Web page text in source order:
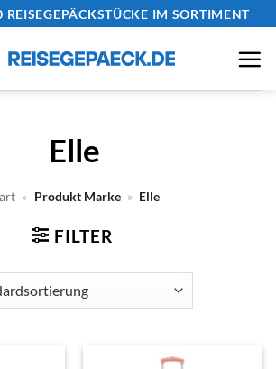
REISEGEPÄCKSTÜCKE IM SORTIMENT
Elle
» Produkt Marke » Elle
FILTER